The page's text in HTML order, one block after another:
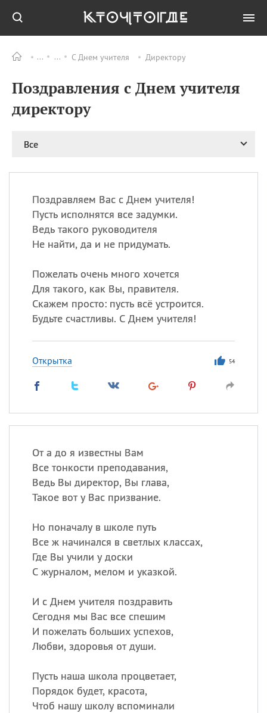
С Днем учителя Директору
Поздравления с Днем учителя
директору
Все
Поздравляем Вас с Днем учителя!
Пусть исполнятся все задумки.
Ведь такого руководителя
Не найти, да и не придумать.
Пожелать очень много хочется
Для такого, как Вы, правителя.
Скажем просто: пусть всё устроится.
Будьте счастливы. С Днем учителя!
Открытка 54
От а до я известны Вам
Все тонкости преподавания,
Ведь Вы директор, Вы глава,
Такое вот у Вас призвание.
Но поначалу в школе путь
Все ж начинался в светлых классах,
Где Вы учили у доски
С журналом, мелом и указкой.
И с Днем учителя поздравить
Сегодня мы Вас все спешим
И пожелать больших успехов,
Любви, здоровья от души.
Пусть наша школа процветает,
Порядок будет, красота,
Чтоб нашу школу вспоминали
ПРАЗДНИКИ
09.08 День памяти жертв
атомной
день
рисового пудинга
09.08 День Дымняшки
(Smokey Bear Day)
Сегодня празднуют именины
Сергей, Теодор,